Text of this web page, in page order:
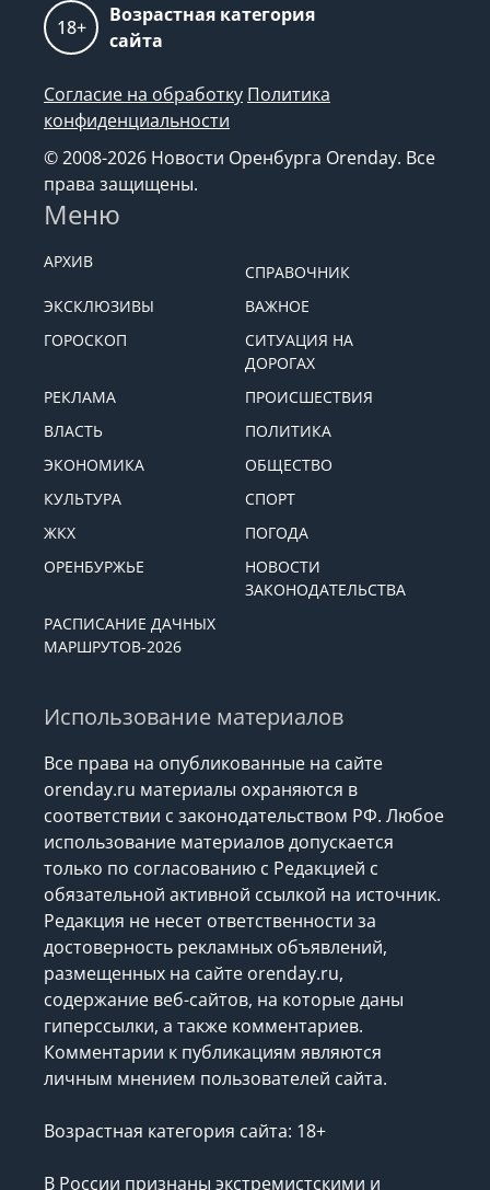
18+
Возрастная категория
сайта
Согласие на обработку Политика
конфиденциальности
© 2008-2026 Новости Оренбурга Orenday. Все
права защищены.
Меню
АРХИВ
СПРАВОЧНИК
ЭКСКЛЮЗИВЫ
ВАЖНОЕ
ГОРОСКОП
СИТУАЦИЯ НА
ДОРОГАХ
РЕКЛАМА
ПРОИСШЕСТВИЯ
ВЛАСТЬ
ПОЛИТИКА
ЭКОНОМИКА
ОБЩЕСТВО
КУЛЬТУРА
СПОРТ
ЖКХ
ПОГОДА
ОРЕНБУРЖЬЕ
НОВОСТИ
ЗАКОНОДАТЕЛЬСТВА
РАСПИСАНИЕ ДАЧНЫХ
МАРШРУТОВ-2026
Использование материалов
Все права на опубликованные на сайте
orenday.ru материалы охраняются в
соответствии с законодательством РФ. Любое
использование материалов допускается
только по согласованию с Редакцией с
обязательной активной ссылкой на источник.
Редакция не несет ответственности за
достоверность рекламных объявлений,
размещенных на сайте orenday.ru,
содержание веб-сайтов, на которые даны
гиперссылки, а также комментариев.
Комментарии к публикациям являются
личным мнением пользователей сайта.
Возрастная категория сайта: 18+
В России признаны экстремистскими и